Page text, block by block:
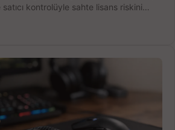
kontrolüyle sahte lisans riskini